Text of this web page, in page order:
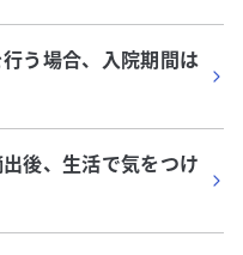
う場合、入院期間は
後、生活で気をつけ